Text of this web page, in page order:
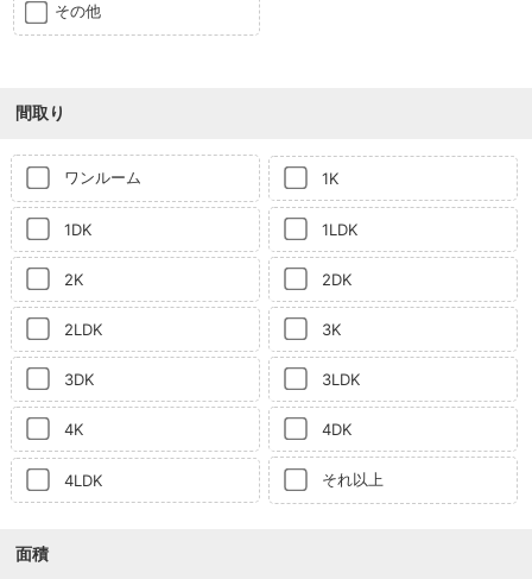
その他
間取り
ワンルーム 1K
1DK 1LDK
2K 2DK
2LDK 3K
3DK 3LDK
4K 4DK
4LDK それ以上
面積